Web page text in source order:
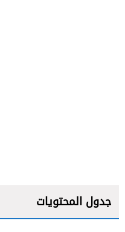
جدول المحتويات